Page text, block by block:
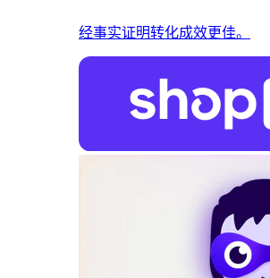
经事实证明转化成效更佳。